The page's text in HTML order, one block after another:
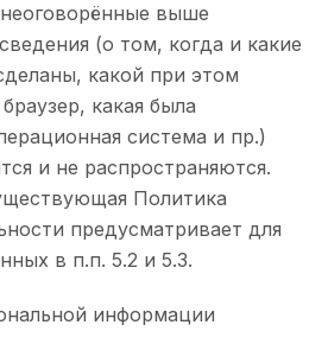
выше
(о том, когда и какие
какой при этом
какая была
система и пр.)
и не распространяются.
Политика
предусматривает для
в п.п. 5.2 и 5.3.
информации